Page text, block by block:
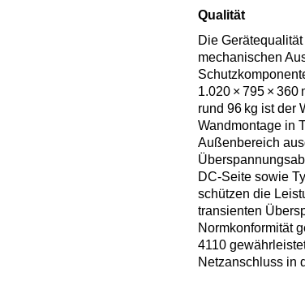
Qualität
Die
mechanischen
1.020 × 795 × 360
rund 96 kg ist der
Wandmontage in
Außenbereich
DC‑Seite sowie
schützen die
transienten
Normkonformität
4110
Netzanschluss in